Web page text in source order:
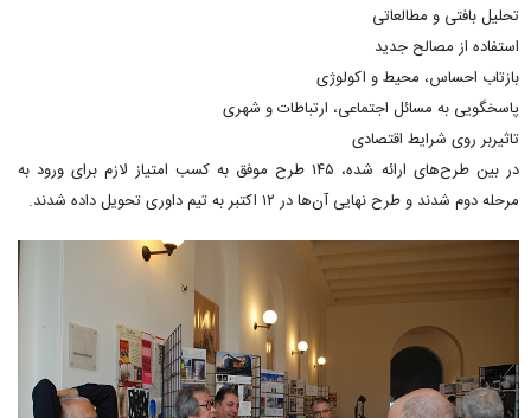
تحلیل بافتی و مطالعاتی
استفاده از مصالح جدید
بازتاب احساس، محیط و اکولوژی
پاسخگویی به مسائل اجتماعی، ارتباطات و شهری
تاثیربر روی شرایط اقتصادی
در بین طرح‌های ارائه شده، ۱۴۵ طرح موفق به کسب امتیاز لازم برای ورود به
مرحله دوم شدند و طرح نهایی آن‌ها در ۱۲ اکتبر به تیم داوری تحویل داده شدند.